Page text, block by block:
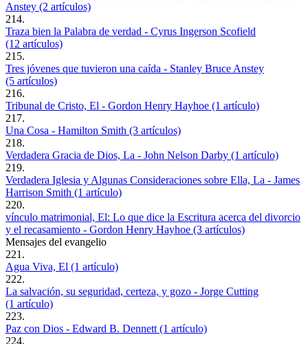
Anstey (2 artículos)
214.
Traza bien la Palabra de verdad - Cyrus Ingerson Scofield
(12 artículos)
215.
Tres jóvenes que tuvieron una caída - Stanley Bruce Anstey
(5 artículos)
216.
Tribunal de Cristo, El - Gordon Henry Hayhoe (1 artículo)
217.
Una Cosa - Hamilton Smith (3 artículos)
218.
Verdadera Gracia de Dios, La - John Nelson Darby (1 artículo)
219.
Verdadera Iglesia y Algunas Consideraciones sobre Ella, La - James
Harrison Smith (1 artículo)
220.
vínculo matrimonial, El: Lo que dice la Escritura acerca del divorcio
y el recasamiento - Gordon Henry Hayhoe (3 artículos)
Mensajes del evangelio
221.
Agua Viva, El (1 artículo)
222.
La salvación, su seguridad, certeza, y gozo - Jorge Cutting
(1 artículo)
223.
Paz con Dios - Edward B. Dennett (1 artículo)
224.